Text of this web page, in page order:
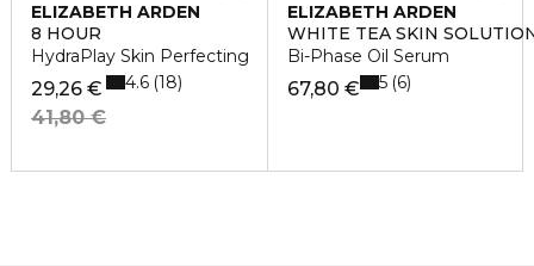
ELIZABETH ARDEN
8 HOUR
HydraPlay Skin Perfecting
29,26 €
41,80 €
4.6 18
ELIZABETH ARDEN
WHITE TEA SKIN
Bi-Phase Oil Serum
67,80 € 5 6